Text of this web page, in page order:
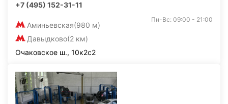
+7 (495) 152-31-11
Аминьевская(980 м)
Давыдково(2 км)
Пн-Вс: 09:00 - 21:00
Очаковское ш., 10к2с2